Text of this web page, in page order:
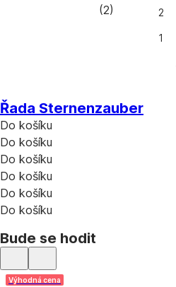
(2) 2
1
Řada Sternenzauber
Do košíku
Do košíku
Do košíku
Do košíku
Do košíku
Do košíku
Bude se hodit
Výhodná cena